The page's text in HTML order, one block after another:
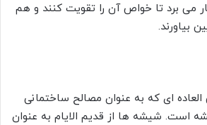
می برد تا خواص آن را تقویت کنند و هم
بیاورند.
ای که به عنوان مصالح ساختمانی
است. شیشه ها از قدیم الایام به عنوان